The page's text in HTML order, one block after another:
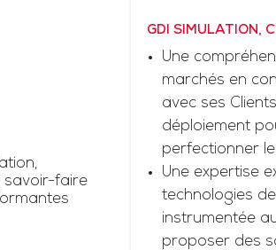
savoir-faire
GDI SIMULATION,
Une
marchés en
avec ses
déploiement
perfectionner
Une expertise
technologies
instrumentée
proposer des